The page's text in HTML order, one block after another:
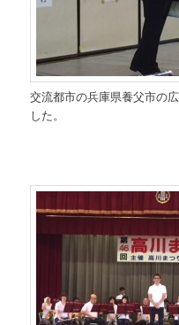
交流都市の兵庫県養父市の
した。